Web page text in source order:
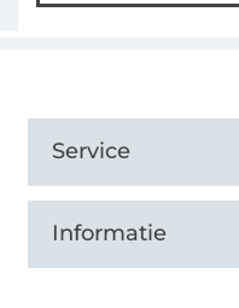
Service
Informatie